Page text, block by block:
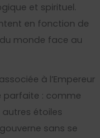
et spirituel.
en fonction de
monde face au
à l’Empereur
parfaite : comme
étoiles
sans se